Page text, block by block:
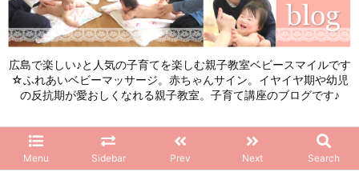
広島で楽しい♪と人気の子育てを楽しむ親子教室ベビースマイルです
☆ふれあいベビーマッサージ。赤ちゃんサイン。イヤイヤ期や幼児
の反抗期が愛おしくなれる親子教室。子育て講座のブログです♪
Menu Sidebar Prev Next Search